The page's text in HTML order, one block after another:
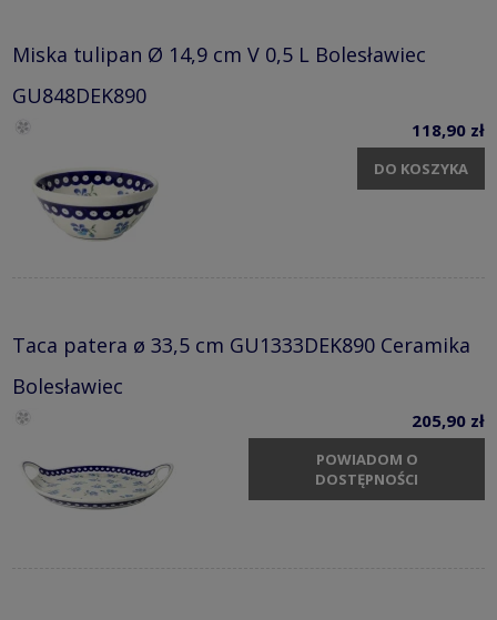
Miska tulipan Ø 14,9 cm V 0,5 L Bolesławiec
GU848DEK890
118,90 zł
DO KOSZYKA
Taca patera ø 33,5 cm GU1333DEK890 Ceramika
Bolesławiec
205,90 zł
POWIADOM O
DOSTĘPNOŚCI